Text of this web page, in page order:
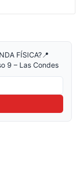
FÍSICA?📍
9 – Las Condes